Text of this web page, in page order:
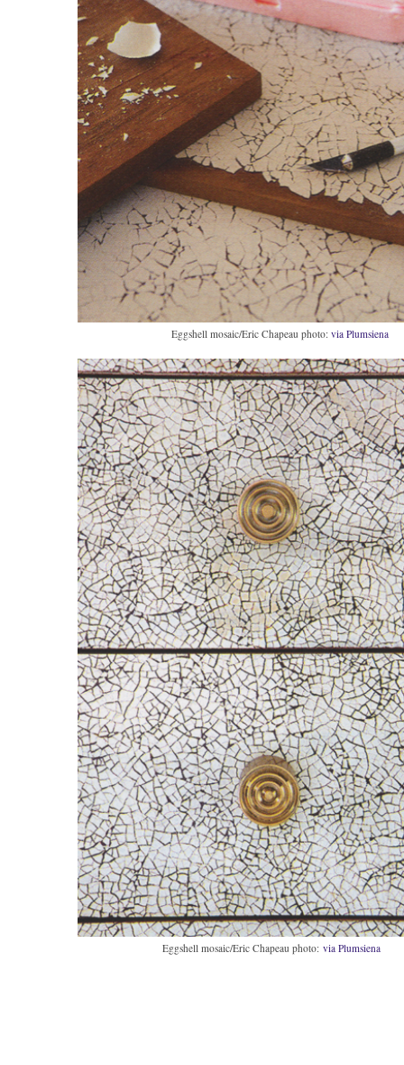
Eggshell mosaic/Eric Chapeau photo: via Plumsiena
Eggshell mosaic/Eric Chapeau photo: via Plumsiena